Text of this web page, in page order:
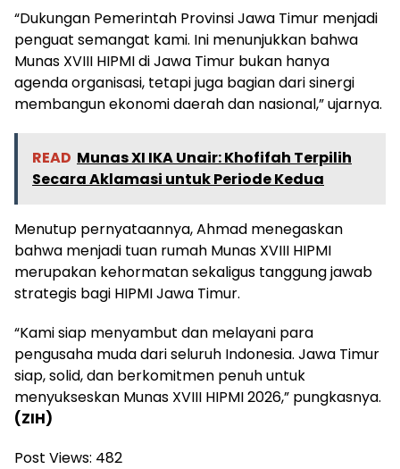
“Dukungan Pemerintah Provinsi Jawa Timur menjadi
penguat semangat kami. Ini menunjukkan bahwa
Munas XVIII HIPMI di Jawa Timur bukan hanya
agenda organisasi, tetapi juga bagian dari sinergi
membangun ekonomi daerah dan nasional,” ujarnya.
READ Munas XI IKA Unair: Khofifah Terpilih
Secara Aklamasi untuk Periode Kedua
Menutup pernyataannya, Ahmad menegaskan
bahwa menjadi tuan rumah Munas XVIII HIPMI
merupakan kehormatan sekaligus tanggung jawab
strategis bagi HIPMI Jawa Timur.
“Kami siap menyambut dan melayani para
pengusaha muda dari seluruh Indonesia. Jawa Timur
siap, solid, dan berkomitmen penuh untuk
menyukseskan Munas XVIII HIPMI 2026,” pungkasnya.
(ZIH)
Post Views: 482